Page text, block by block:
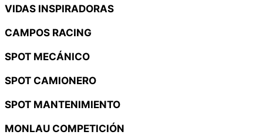
VIDAS INSPIRADORAS ​
CAMPOS RACING ​
SPOT MECÁNICO​
SPOT CAMIONERO ​
SPOT MANTENIMIENTO ​
MONLAU COMPETICIÓN ​